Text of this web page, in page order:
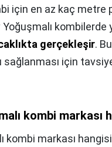
için en az kaç metre
Yoğuşmalı
gerçekleşir.
için tavsiye
kombi markası
kombi markası